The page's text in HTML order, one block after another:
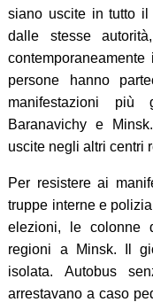
siano uscite in tutto il
dalle stesse
persone hanno
manifestazioni
Baranavichy e
uscite negli altri centri
Per resistere ai
truppe interne e
elezioni, le colonne
regioni a Minsk. Il
isolata. Autobus
arrestavano a caso